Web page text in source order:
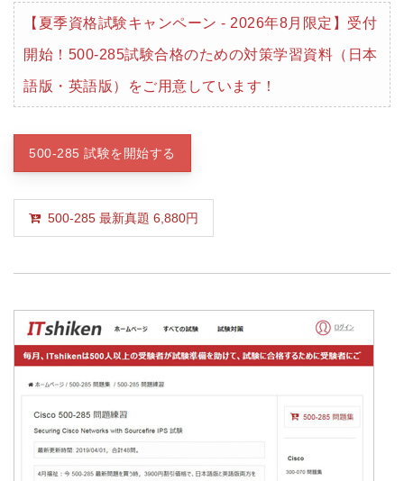
【夏季資格試験キャンペーン - 2026年8月限定】受付
開始！500-285試験合格のための対策学習資料（日本
語版・英語版）をご用意しています！
500-285 試験を開始する
500-285 最新真題 6,880円